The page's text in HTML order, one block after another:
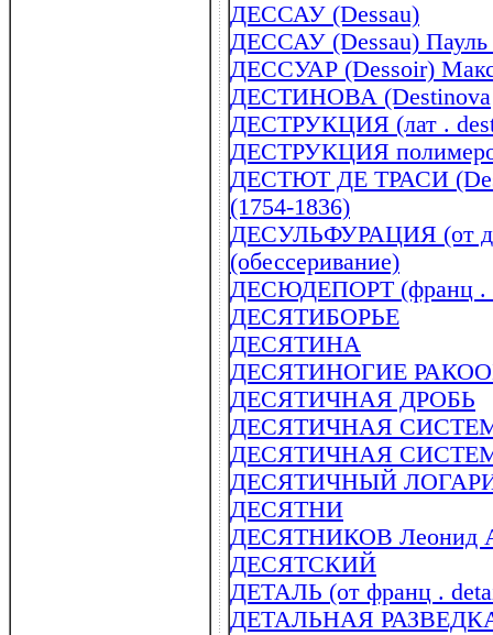
ДЕССАУ (Dessau)
ДЕССАУ (Dessau) Пауль
ДЕССУАР (Dessoir)
ДЕСТИНОВА (Destinova
ДЕСТРУКЦИЯ (лат .
ДЕСТРУКЦИЯ
ДЕСТЮТ ДЕ ТРАСИ
(1754-1836)
ДЕСУЛЬФУРАЦИЯ (от де
(обессеривание)
ДЕСЮДЕПОРТ (франц .
ДЕСЯТИБОРЬЕ
ДЕСЯТИНА
ДЕСЯТИНОГИЕ
ДЕСЯТИЧНАЯ ДРОБЬ
ДЕСЯТИЧНАЯ
ДЕСЯТИЧНАЯ
ДЕСЯТИЧНЫЙ
ДЕСЯТНИ
ДЕСЯТНИКОВ Леонид
ДЕСЯТСКИЙ
ДЕТАЛЬ (от франц .
ДЕТАЛЬНАЯ